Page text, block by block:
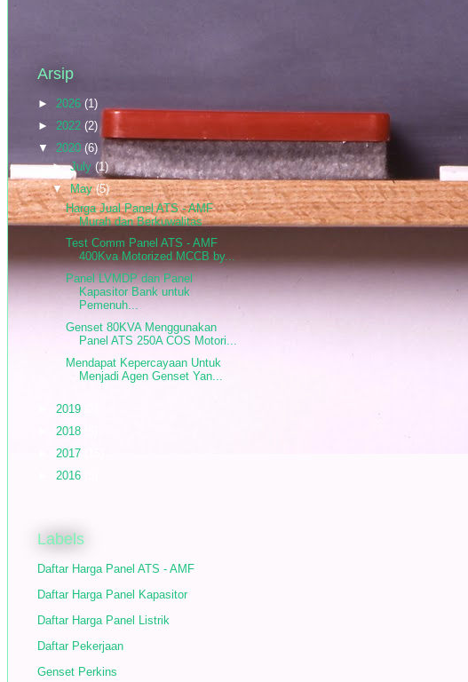
Arsip
► 2026 (1)
► 2022 (2)
▼ 2020 (6)
►July (1)
▼ May(5)
Harga Jual Panel ATS - AMF
Murah dan Berkuwalitas
Test Comm Panel ATS - AMF
400Kva Motorized MCCB by...
Panel LVMDP dan Panel
Kapasitor Bank untuk
Pemenuh...
Genset 80KVA Menggunakan
Panel ATS 250A COS Motori...
Mendapat Kepercayaan Untuk
Menjadi Agen Genset Yan...
2019
2018
2017
2016
Labels
Daftar Harga Panel ATS - AMF
Daftar Harga Panel Kapasitor
Daftar Harga Panel Listrik
Daftar Pekerjaan
Genset Perkins